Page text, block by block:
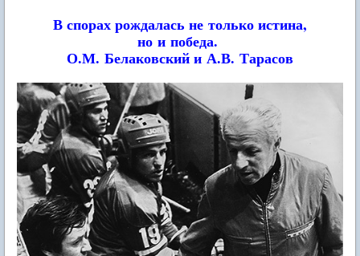
В спорах рождалась не только истина,
но и победа.
О.М. Белаковский и А.В. Тарасов